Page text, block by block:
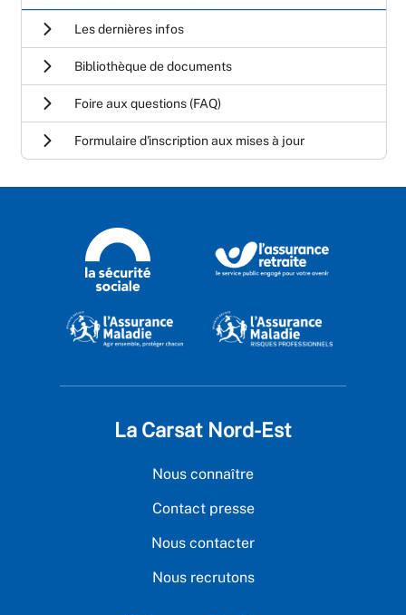
Les dernières infos
Bibliothèque de documents
Foire aux questions (FAQ)
Formulaire d'inscription aux mises à jour
La Carsat Nord-Est
Nous connaître
Contact presse
Nous contacter
Nous recrutons